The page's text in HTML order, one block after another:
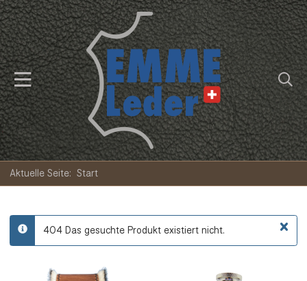
Aktuelle Seite: Start
×
info 404 Das gesuchte Produkt existiert nicht.